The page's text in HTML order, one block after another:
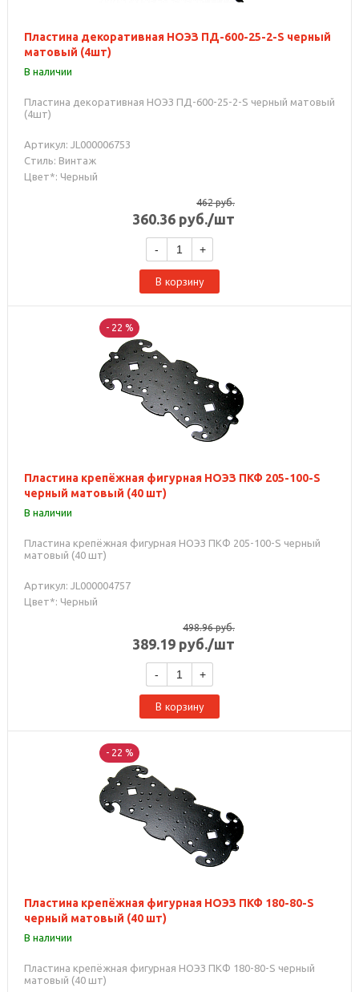
Пластина декоративная НОЭЗ ПД-600-25-2-S черный
матовый (4шт)
В наличии
Пластина декоративная НОЭЗ ПД-600-25-2-S черный матовый
(4шт)
Артикул: JL000006753
Стиль: Винтаж
Цвет*: Черный
462руб.
360.36 руб./шт
- +
В корзину
- 22 %
Пластина крепёжная фигурная НОЭЗ ПКФ 205-100-S
черный матовый (40 шт)
В наличии
Пластина крепёжная фигурная НОЭЗ ПКФ 205-100-S черный
матовый (40 шт)
Артикул: JL000004757
Цвет*: Черный
498.96руб.
389.19 руб./шт
- +
В корзину
- 22 %
Пластина крепёжная фигурная НОЭЗ ПКФ 180-80-S
черный матовый (40 шт)
В наличии
Пластина крепёжная фигурная НОЭЗ ПКФ 180-80-S черный
матовый (40 шт)